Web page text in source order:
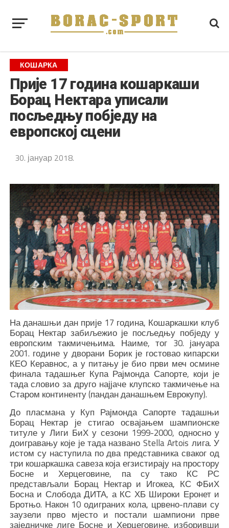
КОШАРКА
Прије 17 година кошаркаши
Борац Нектара уписали
посљедњу побједу на
европској сцени
30. јануар 2018.
На данашњи дан прије 17 година, Кошаркашки клуб
Борац Нектар забиљежио је посљедњу побједу у
европским такмичењима. Наиме, тог 30. јануара
2001. године у дворани Борик је гостовао кипарски
КЕО Керавнос, а у питању је био први меч осмине
финала тадашњег Купа Рајмонда Сапорте, који је
тада словио за друго најјаче клупско такмичење на
Старом континенту (пандан данашњем Еврокупу).
До пласмана у Куп Рајмонда Сапорте тадашњи
Борац Нектар је стигао освајањем шампионске
титуле у Лиги БиХ у сезони 1999-2000, односно у
доигравању које је тада названо Stella Artois лига. У
истом су наступила по два представника сваког од
три кошаркашка савеза која егзистирају на простору
Босне и Херцеговине, па су тако КС РС
представљали Борац Нектар и Игокеа, КС ФБиХ
Босна и Слобода ДИТА, а КС ХБ Широки Еронет и
Бротњо. Након 10 одиграних кола, црвено-плави су
заузели прво мјесто и постали шампиони прве
заједничке лиге Босне и Херцеговине, изборивши